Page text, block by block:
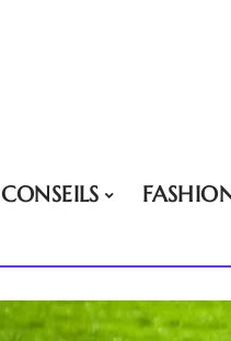
CONSEILS